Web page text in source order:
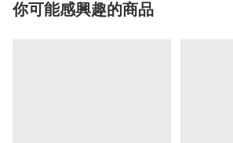
你可能感興趣的商品